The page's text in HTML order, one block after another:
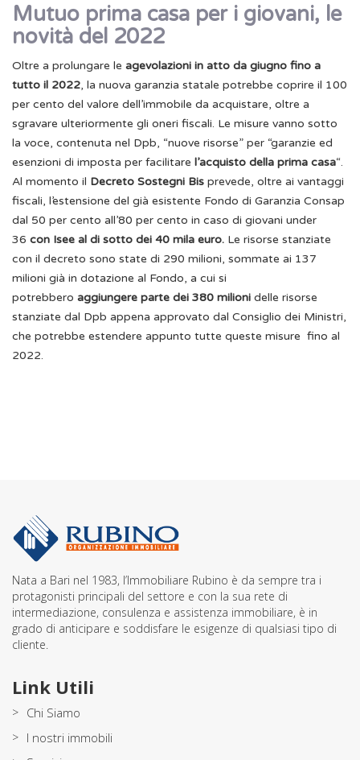
Mutuo prima casa per i giovani, le
novità del 2022
Oltre a prolungare le agevolazioni in atto da giugno fino a
tutto il 2022, la nuova garanzia statale potrebbe coprire il 100
per cento del valore dell’immobile da acquistare, oltre a
sgravare ulteriormente gli oneri fiscali. Le misure vanno sotto
la voce, contenuta nel Dpb, “nuove risorse” per “garanzie ed
esenzioni di imposta per facilitare l’acquisto della prima casa“.
Al momento il Decreto Sostegni Bis prevede, oltre ai vantaggi
fiscali, l’estensione del già esistente Fondo di Garanzia Consap
dal 50 per cento all’80 per cento in caso di giovani under
36 con Isee al di sotto dei 40 mila euro. Le risorse stanziate
con il decreto sono state di 290 milioni, sommate ai 137
milioni già in dotazione al Fondo, a cui si
potrebbero aggiungere parte dei 380 milioni delle risorse
stanziate dal Dpb appena approvato dal Consiglio dei Ministri,
che potrebbe estendere appunto tutte queste misure fino al
2022.
Nata a Bari nel 1983, l’Immobiliare Rubino è da sempre tra i
protagonisti principali del settore e con la sua rete di
intermediazione, consulenza e assistenza immobiliare, è in
grado di anticipare e soddisfare le esigenze di qualsiasi tipo di
cliente.
Link Utili
> Chi Siamo
> I nostri immobili